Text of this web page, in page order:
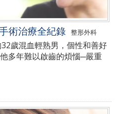
術治療全紀錄 整形外科
歲混血輕熟男，個性和善好
多年難以啟齒的煩惱─嚴重